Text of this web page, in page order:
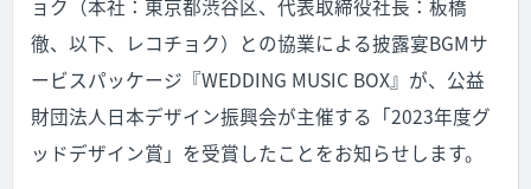
ョク（本社：東京都渋谷区、代表取締役社長：板橋
徹、以下、レコチョク）との協業による披露宴BGMサ
ービスパッケージ『WEDDING MUSIC BOX』が、公益
財団法人日本デザイン振興会が主催する「2023年度グ
ッドデザイン賞」を受賞したことをお知らせします。